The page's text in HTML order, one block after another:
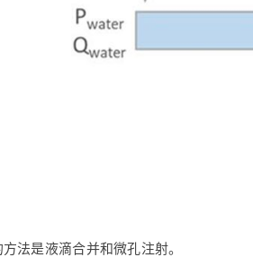
法是液滴合并和微孔注射。